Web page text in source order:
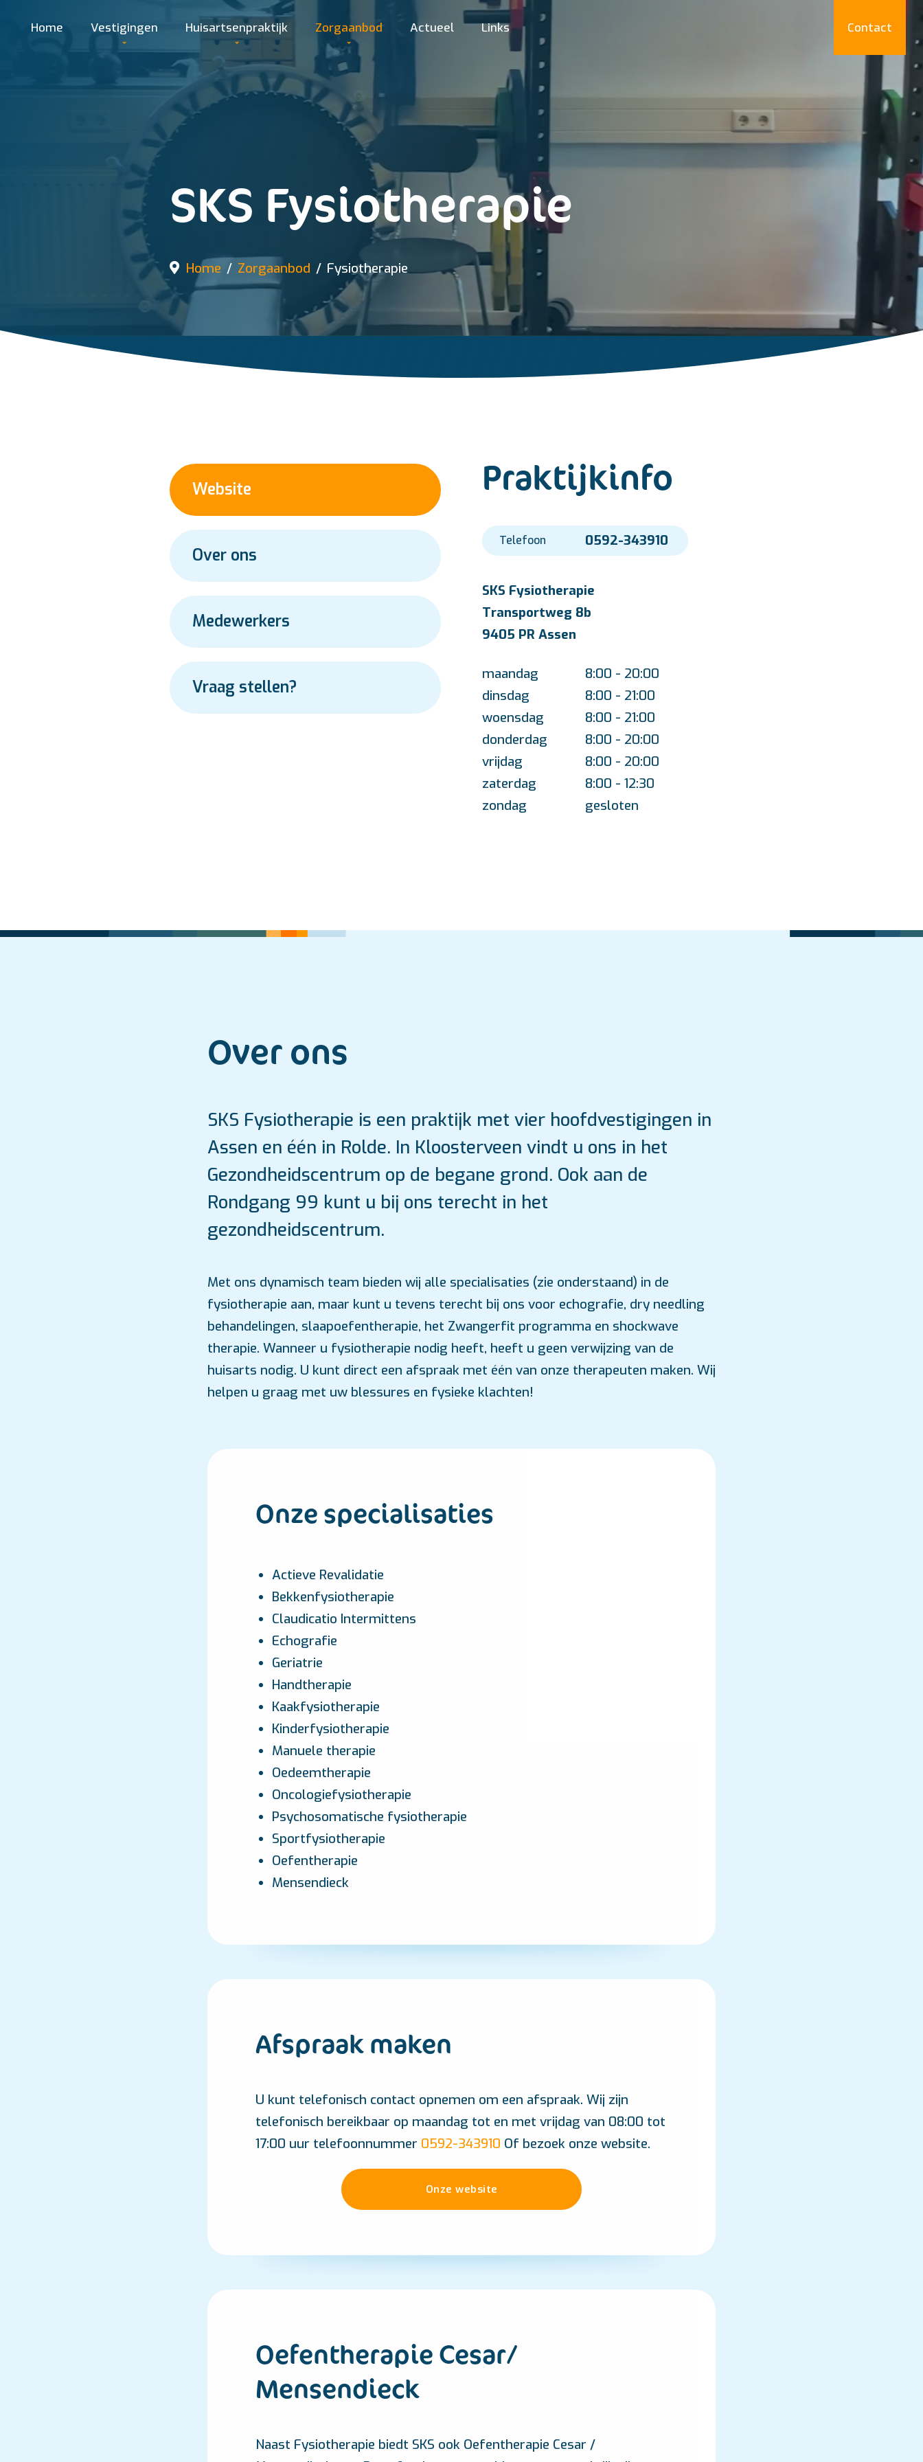
Home Vestigingen Huisartsenpraktijk Zorgaanbod Actueel Links Contact
SKS Fysiotherapie
Home Zorgaanbod Fysiotherapie
Website
Over ons
Medewerkers
Vraag stellen?
Praktijkinfo
Telefoon 0592-343910
SKS Fysiotherapie
Transportweg 8b
9405 PR Assen
maandag
8:00 - 20:00
dinsdag
8:00 - 21:00
woensdag
8:00 - 21:00
donderdag
8:00 - 20:00
vrijdag
8:00 - 20:00
zaterdag
8:00 - 12:30
zondag
gesloten
Over ons
SKS Fysiotherapie is een praktijk met vier hoofdvestigingen in
Assen en één in Rolde. In Kloosterveen vindt u ons in het
Gezondheidscentrum op de begane grond. Ook aan de
Rondgang 99 kunt u bij ons terecht in het
gezondheidscentrum.
Met ons dynamisch team bieden wij alle specialisaties (zie onderstaand) in de
fysiotherapie aan, maar kunt u tevens terecht bij ons voor echografie, dry needling
behandelingen, slaapoefentherapie, het Zwangerfit programma en shockwave
therapie. Wanneer u fysiotherapie nodig heeft, heeft u geen verwijzing van de
huisarts nodig. U kunt direct een afspraak met één van onze therapeuten maken. Wij
helpen u graag met uw blessures en fysieke klachten!
Onze specialisaties
Actieve Revalidatie
Bekkenfysiotherapie
Claudicatio Intermittens
Echografie
Geriatrie
Handtherapie
Kaakfysiotherapie
Kinderfysiotherapie
Manuele therapie
Oedeemtherapie
Oncologiefysiotherapie
Psychosomatische fysiotherapie
Sportfysiotherapie
Oefentherapie
Mensendieck
Afspraak maken
U kunt telefonisch contact opnemen om een afspraak. Wij zijn
telefonisch bereikbaar op maandag tot en met vrijdag van 08:00 tot
17:00 uur telefoonnummer 0592-343910 Of bezoek onze website.
Onze website
Oefentherapie Cesar/
Mensendieck
Naast Fysiotherapie biedt SKS ook Oefentherapie Cesar /